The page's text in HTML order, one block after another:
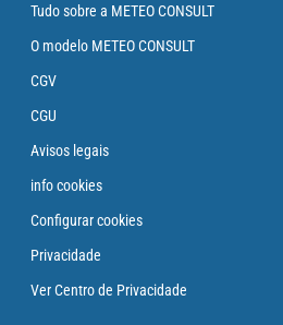
Tudo sobre a METEO CONSULT
O modelo METEO CONSULT
CGV
CGU
Avisos legais
info cookies
Configurar cookies
Privacidade
Ver Centro de Privacidade